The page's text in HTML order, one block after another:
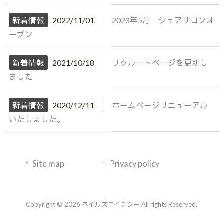
新着情報 2022/11/01
2023年5月 シェアサロンオ
ープン
新着情報 2021/10/18
リクルートページを更新し
ました
新着情報 2020/12/11
ホームページリニューアル
いたしました。
Site map Privacy policy
Copyright © 2026 ネイルズエイチツー All rights Reserved.